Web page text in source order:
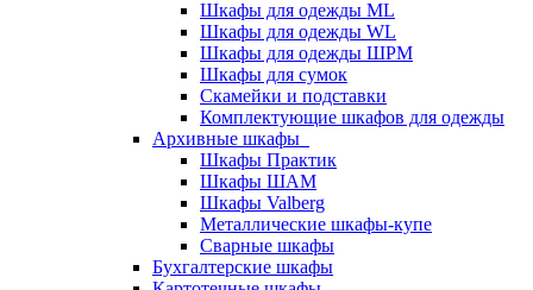
Шкафы для одежды ML
Шкафы для одежды WL
Шкафы для одежды ШРМ
Шкафы для сумок
Скамейки и подставки
Комплектующие шкафов для одежды
Архивные шкафы
Шкафы Практик
Шкафы ШАМ
Шкафы Valberg
Металлические шкафы-купе
Сварные шкафы
Бухгалтерские шкафы